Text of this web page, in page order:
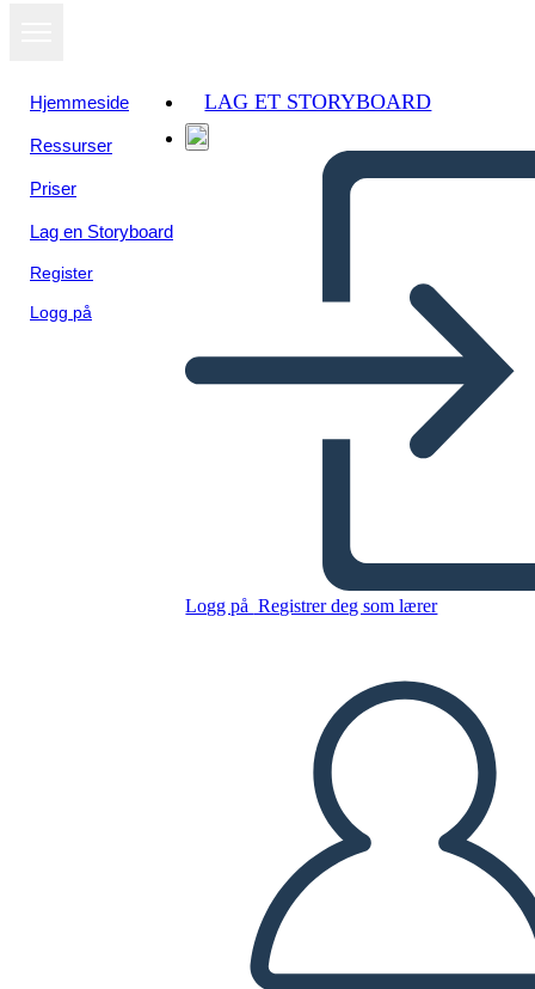
Hjemmeside
Ressurser
Priser
Lag en Storyboard
Register
Logg på
LAG ET STORYBOARD
Logg på Registrer deg som lærer
Kopier dette storyboardet
SPILLE AV LYSBILDEFREMVISNING
LES FOR MEG
Vis som
lysbildefremvisning